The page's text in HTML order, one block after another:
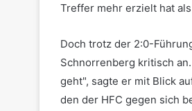
Treffer mehr erzielt hat
Doch trotz der 2:0-
Schnorrenberg kritisch
geht", sagte er mit Blick
den der HFC gegen sich